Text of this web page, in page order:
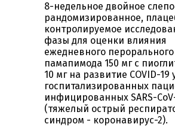
8-недельное двойное
рандомизированное,
контролируемое
фазы для оценки влияния
ежедневного
памапимода 150 мг с
10 мг на развитие COVID-19
госпитализированных
инфицированных SARS-
(тяжелый острый
синдром - коронавирус-2).